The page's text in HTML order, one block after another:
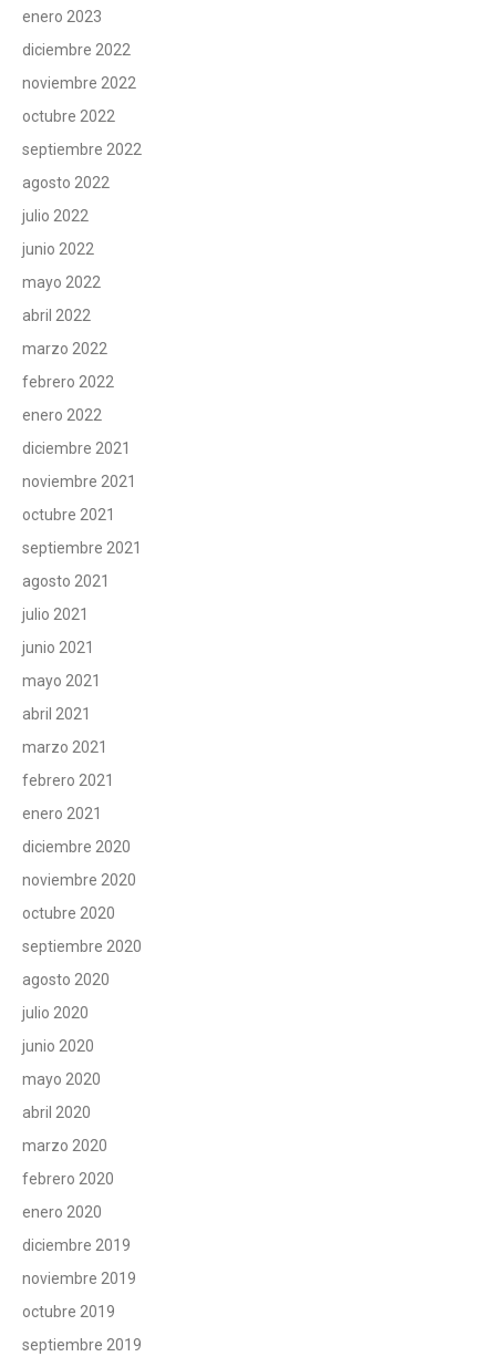
enero 2023
diciembre 2022
noviembre 2022
octubre 2022
septiembre 2022
agosto 2022
julio 2022
junio 2022
mayo 2022
abril 2022
marzo 2022
febrero 2022
enero 2022
diciembre 2021
noviembre 2021
octubre 2021
septiembre 2021
agosto 2021
julio 2021
junio 2021
mayo 2021
abril 2021
marzo 2021
febrero 2021
enero 2021
diciembre 2020
noviembre 2020
octubre 2020
septiembre 2020
agosto 2020
julio 2020
junio 2020
mayo 2020
abril 2020
marzo 2020
febrero 2020
enero 2020
diciembre 2019
noviembre 2019
octubre 2019
septiembre 2019